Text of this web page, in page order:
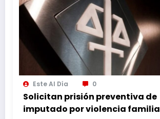
Este Al Día 0
Solicitan prisión preventiva de
imputado por violencia familia